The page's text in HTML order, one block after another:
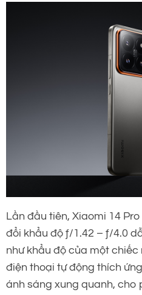
Lần đầu tiên, Xiaomi 14
đổi khẩu độ ƒ/1.42 – ƒ/4.0
như khẩu độ của một chiếc
điện thoại tự động thích
ánh sáng xung quanh, cho